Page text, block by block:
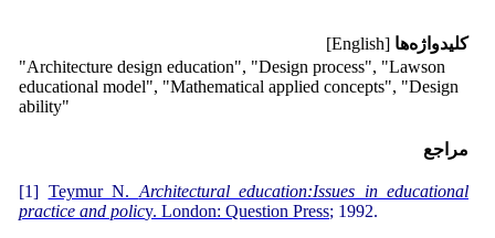
کلیدواژه‌ها [English]
"Architecture design education", "Design process", "Lawson
educational model", "Mathematical applied concepts", "Design
ability"
مراجع
[1] Teymur N. Architectural education:Issues in educational
practice and policy. London: Question Press; 1992.